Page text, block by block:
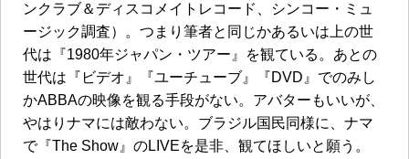
ンクラブ＆ディスコメイトレコード、シンコー・ミュ
ージック調査）。つまり筆者と同じかあるいは上の世
代は『1980年ジャパン・ツアー』を観ている。あとの
世代は『ビデオ』『ユーチューブ』『DVD 』でのみし
かABBAの映像を観る手段がない。アバターもいいが、
やはりナマには敵わない。ブラジル国民同様に、ナマ
で『The Show 』のLIVEを是非、観てほしいと願う。